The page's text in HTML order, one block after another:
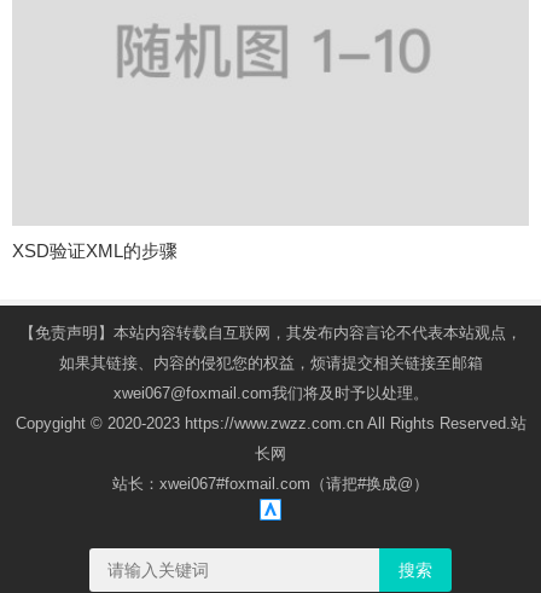
XSD验证XML的步骤
【免责声明】本站内容转载自互联网，其发布内容言论不代表本站观点，
如果其链接、内容的侵犯您的权益，烦请提交相关链接至邮箱
xwei067@foxmail.com我们将及时予以处理。
Copygight © 2020-2023 https://www.zwzz.com.cn All Rights Reserved.站
长网
站长：xwei067#foxmail.com（请把#换成@）
搜索